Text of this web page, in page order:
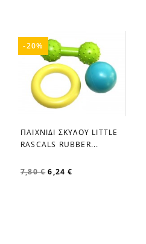
favorite_border
ΠΑΙΧΝΙΔΙ ΣΚΥΛΟΥ LITTLE
RASCALS RUBBER...
7,80 € 6,24 €
-20%